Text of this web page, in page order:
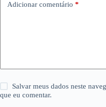
Adicionar comentário *
Salvar meus dados neste
que eu comentar.